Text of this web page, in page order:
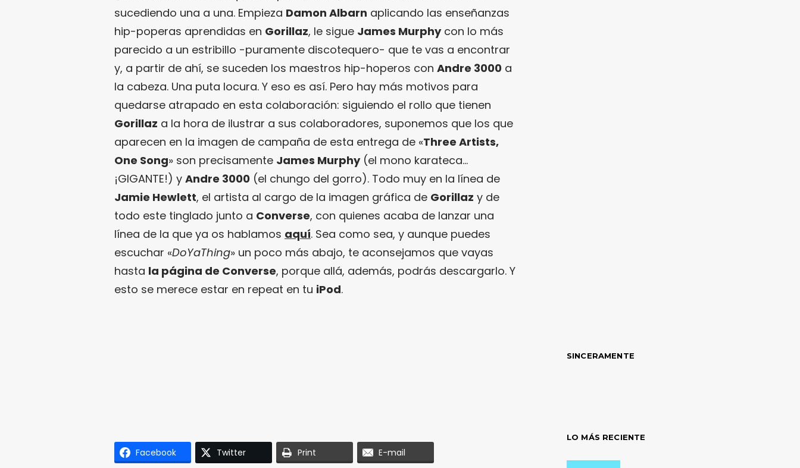
sucediendo una a una. Empieza Damon Albarn aplicando las enseñanzas
hip-poperas aprendidas en Gorillaz, le sigue James Murphycon lo más
parecido a un estribillo -puramente discotequero- que te vas a encontrar
y, a partir de ahí, se suceden los maestros hip-hoperos con Andre 3000 a
la cabeza. Una puta locura. Y eso es así. Pero hay más motivos para
quedarse atrapado en esta colaboración: siguiendo el rollo que tienen
Gorillaz a la hora de ilustrar a sus colaboradores, suponemos que los que
aparecen en la imagen de campaña de esta entrega de «Three Artists,
One Song» son precisamente James Murphy(el mono karateca…
¡GIGANTE!) y Andre 3000 (el chungo del gorro). Todo muy en la línea de
Jamie Hewlett, el artista al cargo de la imagen gráfica de Gorillaz y de
todo este tinglado junto a Converse, con quienes acaba de lanzar una
línea de la que ya os hablamos aquí. Sea como sea, y aunque puedes
escuchar «DoYaThing» un poco más abajo, te aconsejamos que vayas
hasta la página de Converse, porque allá, además, podrás descargarlo. Y
esto se merece estar en repeat en tu iPod.
Facebook Twitter Print E-mail
SINCERAMENTE
LO MÁS RECIENTE